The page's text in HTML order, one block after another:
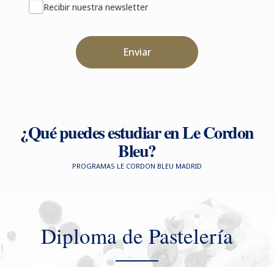
Recibir nuestra newsletter
Enviar
¿Qué puedes estudiar en Le Cordon
Bleu?
PROGRAMAS LE CORDON BLEU MADRID
Diploma de Pastelería